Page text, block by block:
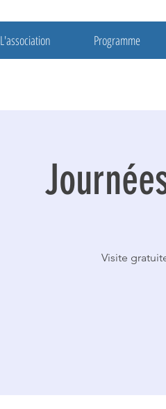
L'association Programme
Visite